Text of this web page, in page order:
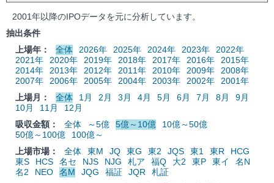
2001年以降のIPOデータを元に分析しています。
抽出条件
上場年：
全体 2026年 2025年 2024年 2023年
2022年
2021年
2020年 2019年 2018年 2017年 2016年
2015年
2014年
2013年 2012年 2011年 2010年 2009年
2008年
2007年
2006年 2005年 2004年 2003年 2002年
2001年
上場月：
全体 1月 2月 3月 4月 5月 6月 7月 8月
9月
10月
11月
12月
吸収金額：
全体 ～5億 5億～10億
10億～50億
50億～100億
100億～
上場市場：
全体 東M JQ 東G 東2 JQS 東1 東R
HCG
東S
HCS 名セ NJS NJG 札ア 福Q 大2 東P 東イ
名N
名2
NEO 名M JQG 福証 JQR
札証